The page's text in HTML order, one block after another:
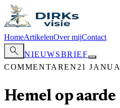
HomeArtikelenOver mijContact
search
NIEUWSBRIEF
COMMENTAREN 21
Hemel op aarde